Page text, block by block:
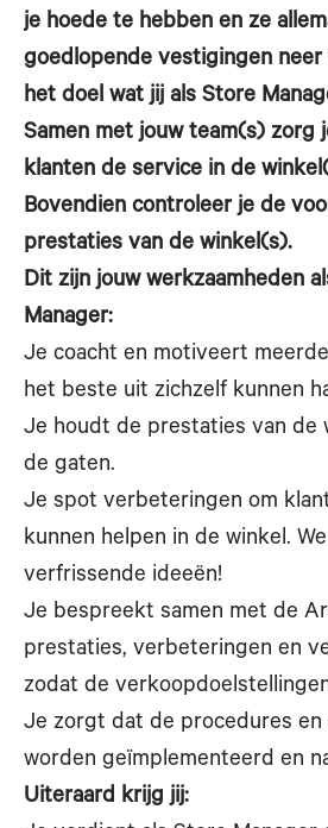
je hoede te hebben en ze
goedlopende vestigingen
het doel wat jij als Store
Samen met jouw team(s) zorg
klanten de service in de
Bovendien controleer je de
prestaties van de winkel(s).
Dit zijn jouw werkzaamheden
Manager:
Je coacht en motiveert
het beste uit zichzelf kunnen
Je houdt de prestaties van de
de gaten.
Je spot verbeteringen om
kunnen helpen in de winkel.
verfrissende ideeën!
Je bespreekt samen met de
prestaties, verbeteringen en
zodat de
Je zorgt dat de procedures
worden geïmplementeerd en
Uiteraard krijg jij: